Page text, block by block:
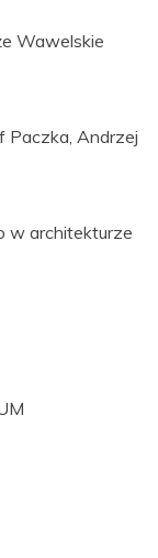
Wawelskie
Paczka, Andrzej
w architekturze